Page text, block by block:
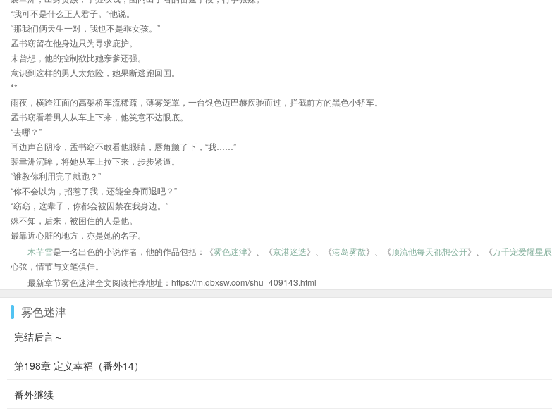
“我可不是什么正人君子。”他说。
“那我们俩天生一对，我也不是乖女孩。”
孟书窈留在他身边只为寻求庇护。
未曾想，他的控制欲比她亲爹还强。
意识到这样的男人太危险，她果断逃跑回国。
**
雨夜，横跨江面的高架桥车流稀疏，薄雾笼罩，一台银色迈巴赫疾驰而过，拦截前方的黑色小轿车。
孟书窈看着男人从车上下来，他笑意不达眼底。
“去哪？”
耳边声音阴冷，孟书窈不敢看他眼睛，唇角颤了下，“我……”
裴聿洲沉眸，将她从车上拉下来，步步紧逼。
“谁教你利用完了就跑？”
“你不会以为，招惹了我，还能全身而退吧？”
“窈窈，这辈子，你都会被囚禁在我身边。”
殊不知，后来，被困住的人是他。
最靠近心脏的地方，亦是她的名字。
木芊雪是一名出色的小说作者，他的作品包括：《雾色迷津》、《京港迷迭》、《港岛雾散》、《顶流他每天都想公开》、《万千宠爱耀星辰
心弦，情节与文笔俱佳。
最新章节雾色迷津全文阅读推荐地址：https://m.qbxsw.com/shu_409143.html
雾色迷津
完结后言～
第198章 定义幸福（番外14）
番外继续